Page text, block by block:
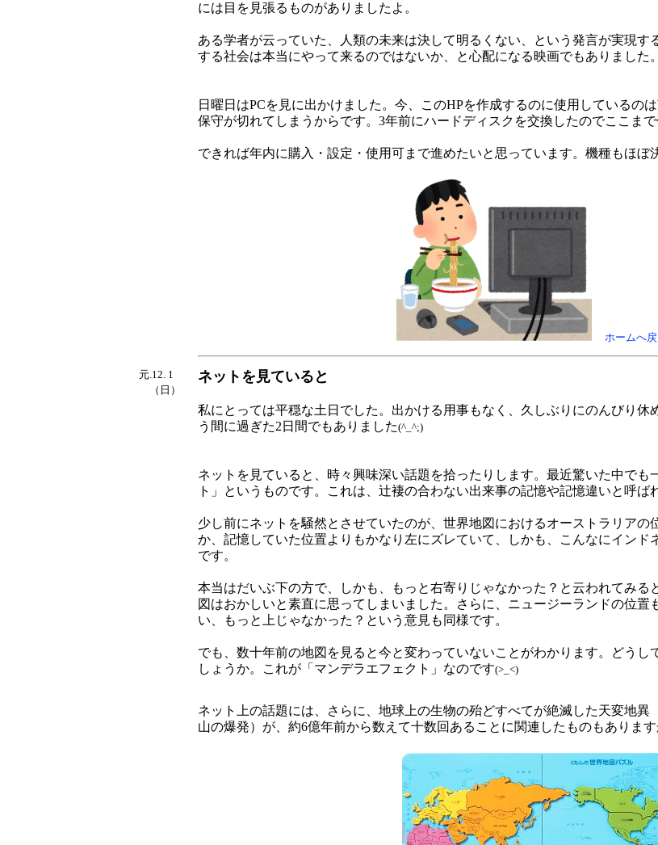
には目を見張るものがありましたよ。
ある学者が云っていた、人類の未来は決して明るくない、という発言が実現す
する社会は本当にやって来るのではないか、と心配になる映画でもありました。
日曜日はPCを見に出かけました。今、このHPを作成するのに使用しているの
保守が切れてしまうからです。3年前にハードディスクを交換したのでここまで
できれば年内に購入・設定・使用可まで進めたいと思っています。機種もほぼ
ホームへ
元.12. 1
（日）
ネットを見ていると
私にとっては平穏な土日でした。出かける用事もなく、久しぶりにのんびり休
う間に過ぎた2日間でもありました(^_^;)
ネットを見ていると、時々興味深い話題を拾ったりします。最近驚いた中でも
ト」というものです。これは、辻褄の合わない出来事の記憶や記憶違いと呼ば
少し前にネットを騒然とさせていたのが、世界地図におけるオーストラリアの
か、記憶していた位置よりもかなり左にズレていて、しかも、こんなにインド
です。
本当はだいぶ下の方で、しかも、もっと右寄りじゃなかった？と云われてみる
図はおかしいと素直に思ってしまいました。さらに、ニュージーランドの位置
い、もっと上じゃなかった？という意見も同様です。
でも、数十年前の地図を見ると今と変わっていないことがわかります。どうし
しょうか。これが「マンデラエフェクト」なのです(>_<)
ネット上の話題には、さらに、地球上の生物の殆どすべてが絶滅した天変地異
山の爆発）が、約6億年前から数えて十数回あることに関連したものもありま